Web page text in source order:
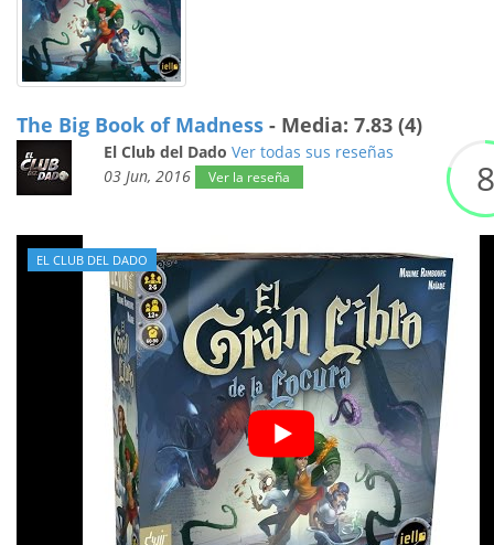
The Big Book of Madness - Media: 7.83 (4)
El Club del Dado Ver todas sus reseñas
03 Jun, 2016
Ver la reseña 8
EL CLUB DEL DADO